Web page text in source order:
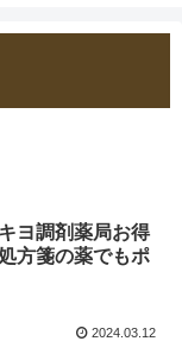
ヨ調剤薬局お得
方箋の薬でもポ
2024.03.12